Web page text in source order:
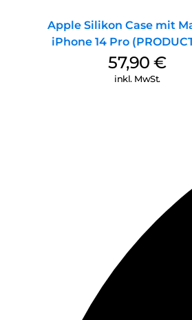
Apple Silikon Case mit
iPhone 14 Pro
57,90€
inkl. MwSt.